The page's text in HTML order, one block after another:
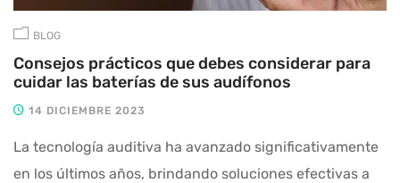
BLOG
Consejos prácticos que debes considerar para
cuidar las baterías de sus audífonos
14 DICIEMBRE 2023
La tecnología auditiva ha avanzado significativamente
en los últimos años, brindando soluciones efectivas a